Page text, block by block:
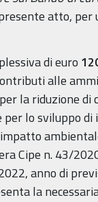
atto, per
di euro
alle
la riduzione di
lo sviluppo
Cipe n. 43/
anno di
la